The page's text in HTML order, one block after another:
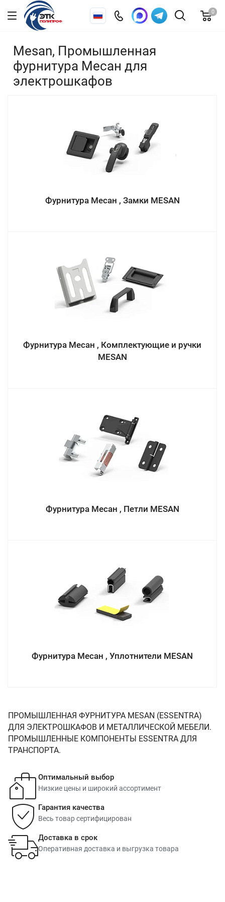
0
Mesan, Промышленная
фурнитура Месан для
электрошкафов
Фурнитура Месан , Замки MESAN
Фурнитура Месан , Комплектующие и ручки
MESAN
Фурнитура Месан , Петли MESAN
Фурнитура Месан , Уплотнители MESAN
ПРОМЫШЛЕННАЯ ФУРНИТУРА MESAN (ESSENTRA)
ДЛЯ ЭЛЕКТРОШКАФОВ И МЕТАЛЛИЧЕСКОЙ МЕБЕЛИ.
ПРОМЫШЛЕННЫЕ КОМПОНЕНТЫ ESSENTRA ДЛЯ
ТРАНСПОРТА.
Оптимальный выбор
Низкие цены и широкий ассортимент
Гарантия качества
Весь товар сертифицирован
Доставка в срок
Оперативная доставка и выгрузка товара